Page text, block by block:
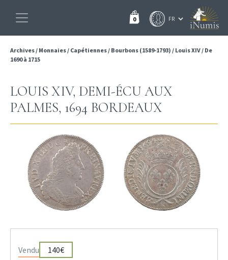
0
Archives/ Monnaies/ Capétiennes/ Bourbons (1589-1793) / Louis XIV/ De
1690 à 1715
LOUIS XIV, DEMI-ÉCU AUX
PALMES, 1694 BORDEAUX
Vendu 140€